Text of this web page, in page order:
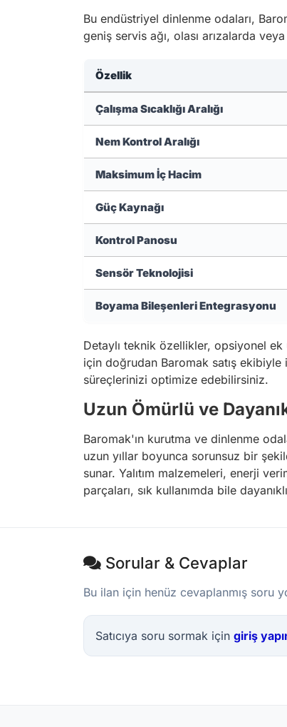
Bu endüstriyel dinlenme odaları,
geniş servis ağı, olası arızalarda
Özellik
Çalışma Sıcaklığı Aralığı
Nem Kontrol Aralığı
Maksimum İç Hacim
Güç Kaynağı
Kontrol Panosu
Sensör Teknolojisi
Boyama Bileşenleri Entegrasyonu
Detaylı teknik özellikler, opsiyonel
için doğrudan Baromak satış
süreçlerinizi optimize edebilirsiniz.
Uzun Ömürlü ve
Baromak'ın kurutma ve dinlenme
uzun yıllar boyunca sorunsuz bir
sunar. Yalıtım malzemeleri, enerji
parçaları, sık kullanımda bile
Sorular & Cevaplar
Bu ilan için henüz cevaplanmış soru
Satıcıya soru sormak için giriş